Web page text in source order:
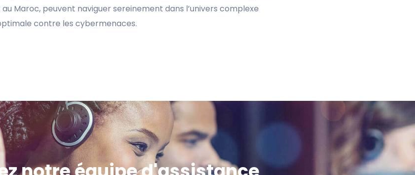
Maroc, peuvent naviguer sereinement dans l’univers complexe
contre les cybermenaces.